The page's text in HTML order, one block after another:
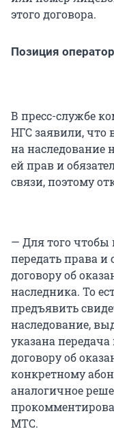
этого договора.
Позиция
В пресс-службе
НГС заявили, что
на наследование
ей прав и
связи, поэтому
— Для того чтобы
передать права и
договору об
наследника. То
предъявить
наследование,
указана
договору об
конкретному
аналогичное
МТС.